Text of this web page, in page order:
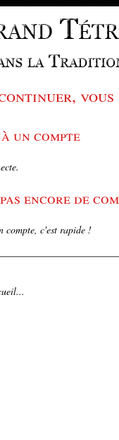
vous
un compte
encore de
compte, c'est rapide !